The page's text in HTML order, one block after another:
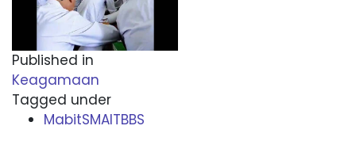
Published in
Keagamaan
Tagged under
MabitSMAITBBS